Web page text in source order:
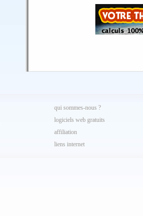
Spécial AQ 7.84 jan.2025
Septembre 2024
Avril 2024
Mars 2024
Février 2024
Janvier 2024
Décembre 2023
Novembre 2023
qui sommes-nous ?
logiciels web gratuits
affiliation
liens internet